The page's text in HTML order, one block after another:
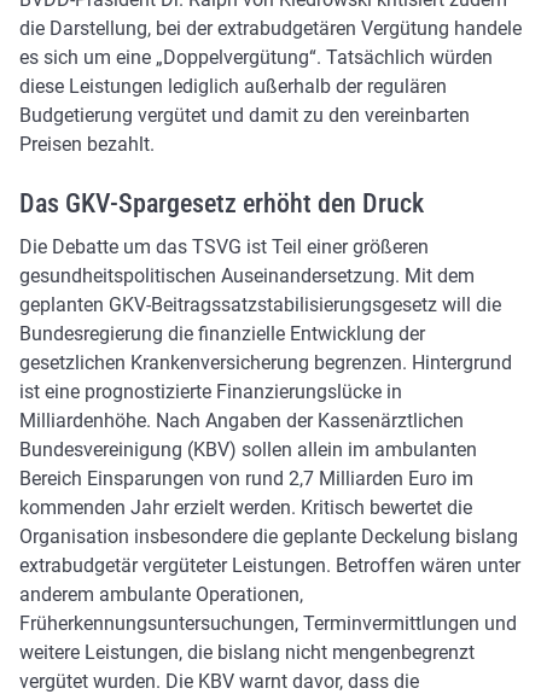
die Darstellung, bei der extrabudgetären Vergütung handele
es sich um eine „Doppelvergütung“. Tatsächlich würden
diese Leistungen lediglich außerhalb der regulären
Budgetierung vergütet und damit zu den vereinbarten
Preisen bezahlt.
Das GKV-Spargesetz erhöht den Druck
Die Debatte um das TSVG ist Teil einer größeren
gesundheitspolitischen Auseinandersetzung. Mit dem
geplanten GKV-Beitragssatzstabilisierungsgesetz will die
Bundesregierung die finanzielle Entwicklung der
gesetzlichen Krankenversicherung begrenzen. Hintergrund
ist eine prognostizierte Finanzierungslücke in
Milliardenhöhe. Nach Angaben der Kassenärztlichen
Bundesvereinigung (KBV) sollen allein im ambulanten
Bereich Einsparungen von rund 2,7 Milliarden Euro im
kommenden Jahr erzielt werden. Kritisch bewertet die
Organisation insbesondere die geplante Deckelung bislang
extrabudgetär vergüteter Leistungen. Betroffen wären unter
anderem ambulante Operationen,
Früherkennungsuntersuchungen, Terminvermittlungen und
weitere Leistungen, die bislang nicht mengenbegrenzt
vergütet wurden. Die KBV warnt davor, dass die